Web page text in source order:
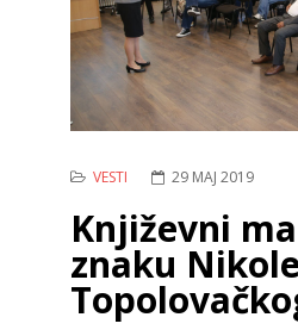
VESTI 29 MAJ 2019
Književni
znaku